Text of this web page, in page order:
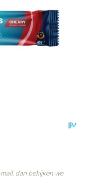
dan bekijken we